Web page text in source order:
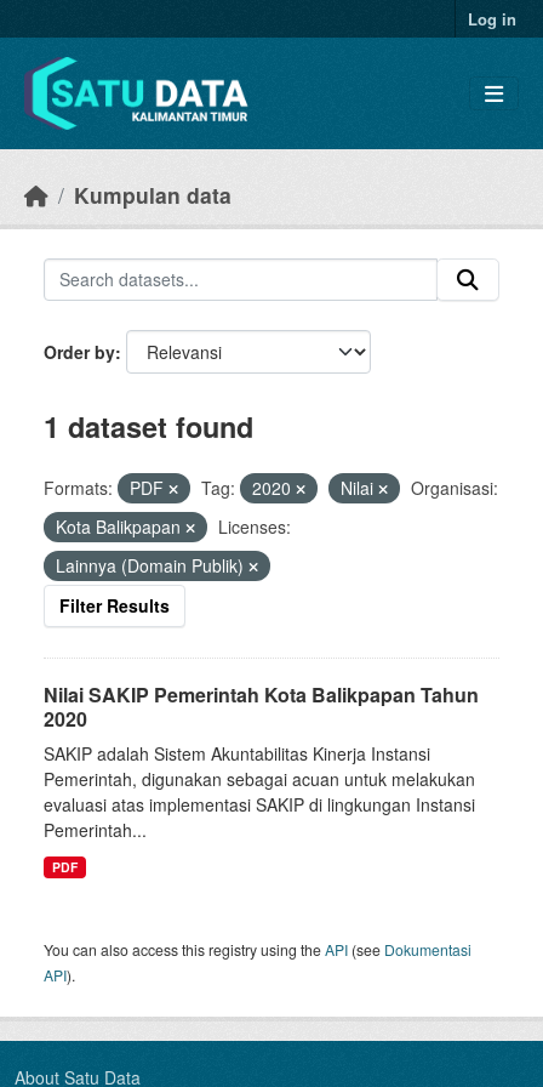
Log in
Kumpulan data
Order by
1 dataset found
Formats: PDF Tag: 2020 Nilai
Organisasi:
Kota Balikpapan
Licenses:
Lainnya (Domain Publik)
Filter Results
Nilai SAKIP Pemerintah Kota Balikpapan Tahun
2020
SAKIP adalah Sistem Akuntabilitas Kinerja Instansi
Pemerintah, digunakan sebagai acuan untuk melakukan
evaluasi atas implementasi SAKIP di lingkungan Instansi
Pemerintah...
PDF
You can also access this registry using theAPI (see Dokumentasi
API).
About Satu Data